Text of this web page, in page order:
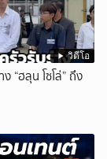
วิดีโอ
“ฮลุน โซโล่” ถึง